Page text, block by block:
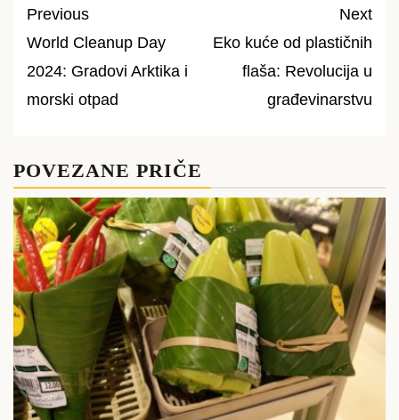
Post
navigation
Previous
World Cleanup Day
2024: Gradovi Arktika i
morski otpad
Next
Eko kuće od plastičnih
flaša: Revolucija u
građevinarstvu
POVEZANE PRIČE